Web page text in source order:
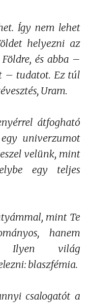
Így nem lehet
helyezni az
és abba –
– tudatot. Ez túl
Uram.
átfogható
univerzumot
velünk, mint
egy teljes
mint Te
hanem
Ilyen világ
blaszfémia.
csalogatót a